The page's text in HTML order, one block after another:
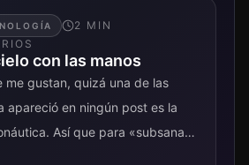
2 MIN
S
con las manos
me gustan, quizá una de las
apareció en ningún post es la
Así que para «subsanar»
compartir...